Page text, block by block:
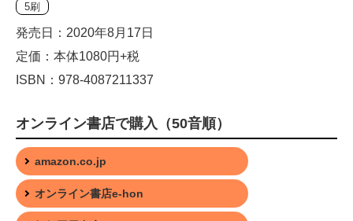
5刷
発売日：2020年8月17日
定価：本体1080円+税
ISBN：978-4087211337
オンライン書店で購入（50音順）
amazon.co.jp
オンライン書店e-hon